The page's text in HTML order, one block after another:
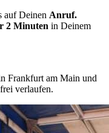
auf Deinen Anruf.
2 Minuten in Deinem
Frankfurt am Main und
verlaufen.